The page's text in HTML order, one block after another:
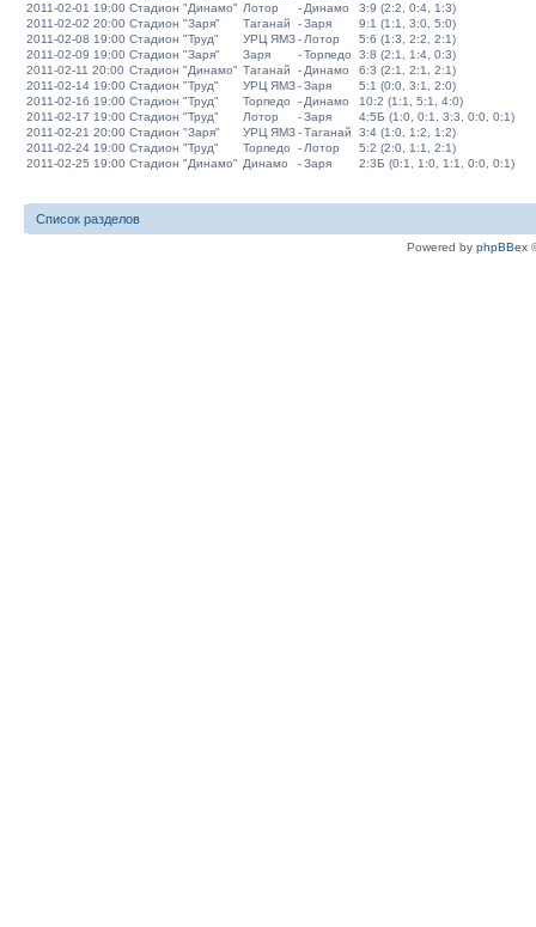
2011-02-01 19:00 Стадион "Динамо" Лотор - Динамо
3:9 (2:2, 0:4, 1:3)
2011-02-02 20:00 Стадион "Заря" Таганай -Заря
9:1 (1:1, 3:0, 5:0)
2011-02-08 19:00 Стадион "Труд" УРЦ ЯМЗ- Лотор
5:6 (1:3, 2:2, 2:1)
2011-02-09 19:00 Стадион "Заря" Заря -Торпедо
3:8 (2:1, 1:4, 0:3)
2011-02-11 20:00 Стадион "Динамо" Таганай - Динамо
6:3 (2:1, 2:1, 2:1)
2011-02-14 19:00 Стадион "Труд" УРЦ ЯМЗ-Заря
5:1 (0:0, 3:1, 2:0)
2011-02-16 19:00 Стадион "Труд" Торпедо - Динамо
10:2 (1:1, 5:1, 4:0)
2011-02-17 19:00 Стадион "Труд" Лотор -Заря
4:5Б (1:0, 0:1, 3:3, 0:0, 0:1)
2011-02-21 20:00 Стадион "Заря" УРЦ ЯМЗ-Таганай
3:4 (1:0, 1:2, 1:2)
2011-02-24 19:00 Стадион "Труд" Торпедо - Лотор
5:2 (2:0, 1:1, 2:1)
2011-02-25 19:00 Стадион "Динамо" Динамо -Заря 2:3Б (0:1, 1:0, 1:1, 0:0, 0:1)
Список разделов
Powered by phpBBex